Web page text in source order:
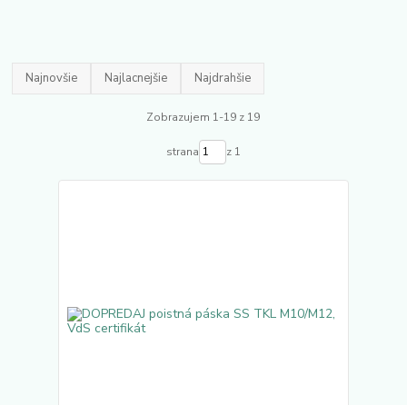
Najnovšie Najlacnejšie Najdrahšie
Zobrazujem 1-19 z 19
strana z 1